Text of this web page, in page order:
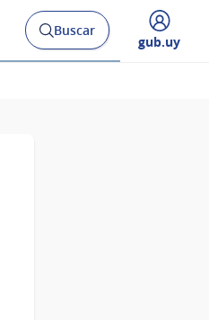
Abrir
buscador
Buscar
Desplegar
gub.uy